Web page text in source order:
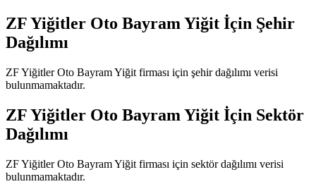
ZF Yiğitler Oto Bayram Yiğit İçin Şehir
Dağılımı
ZF Yiğitler Oto Bayram Yiğit firması için şehir dağılımı verisi
bulunmamaktadır.
ZF Yiğitler Oto Bayram Yiğit İçin Sektör
Dağılımı
ZF Yiğitler Oto Bayram Yiğit firması için sektör dağılımı verisi
bulunmamaktadır.